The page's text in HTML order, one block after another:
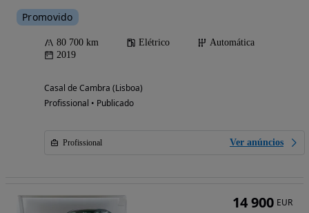
Promovido
80 700 km Elétrico
Automática
2019
Casal de Cambra (Lisboa)
Profissional • Publicado
Profissional Ver anúncios
14 900 EUR